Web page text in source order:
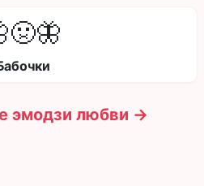
эмодзи любви →